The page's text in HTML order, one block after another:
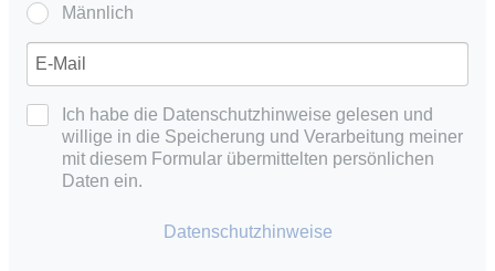
Männlich
Ich habe die Datenschutzhinweise gelesen und
willige in die Speicherung und Verarbeitung meiner
mit diesem Formular übermittelten persönlichen
Daten ein.
Datenschutzhinweise